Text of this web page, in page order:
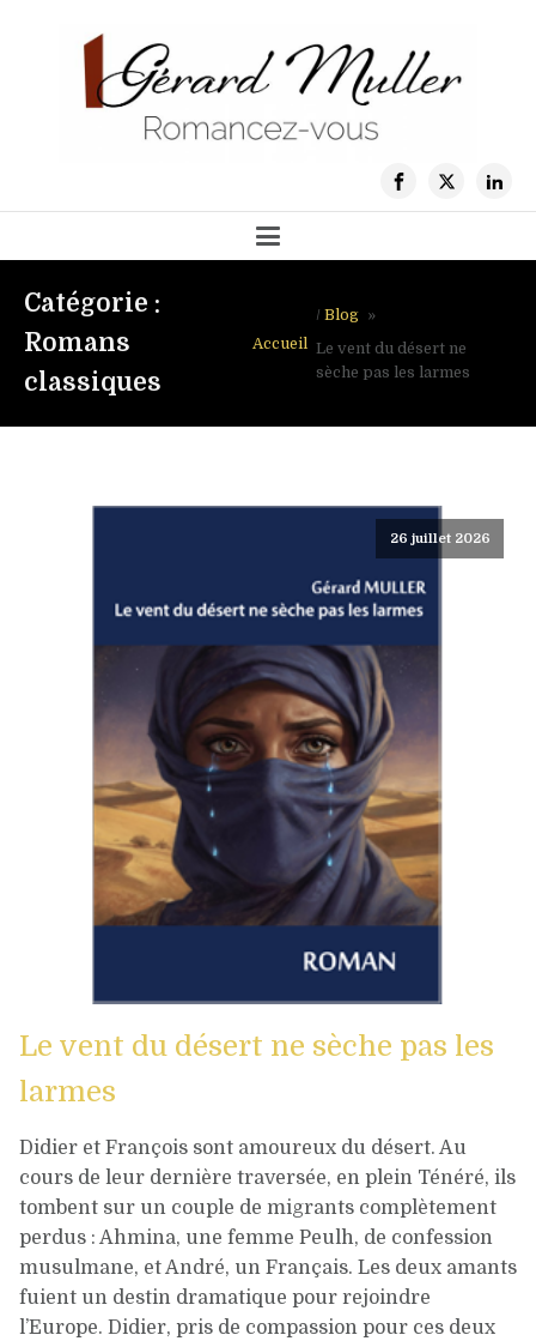
Catégorie :
Romans
classiques
Accueil
/ Blog »
Le vent du désert ne
sèche pas les larmes
26 juillet 2026
Le vent du désert ne sèche pas les
larmes
Didier et François sont amoureux du désert. Au
cours de leur dernière traversée, en plein Ténéré, ils
tombent sur un couple de migrants complètement
perdus : Ahmina, une femme Peulh, de confession
musulmane, et André, un Français. Les deux amants
fuient un destin dramatique pour rejoindre
l’Europe. Didier, pris de compassion pour ces deux